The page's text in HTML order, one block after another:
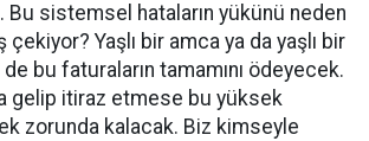
sistemsel hataların yükünü neden
Yaşlı bir amca ya da yaşlı bir
bu faturaların tamamını ödeyecek.
gelip itiraz etmese bu yüksek
zorunda kalacak. Biz kimseyle